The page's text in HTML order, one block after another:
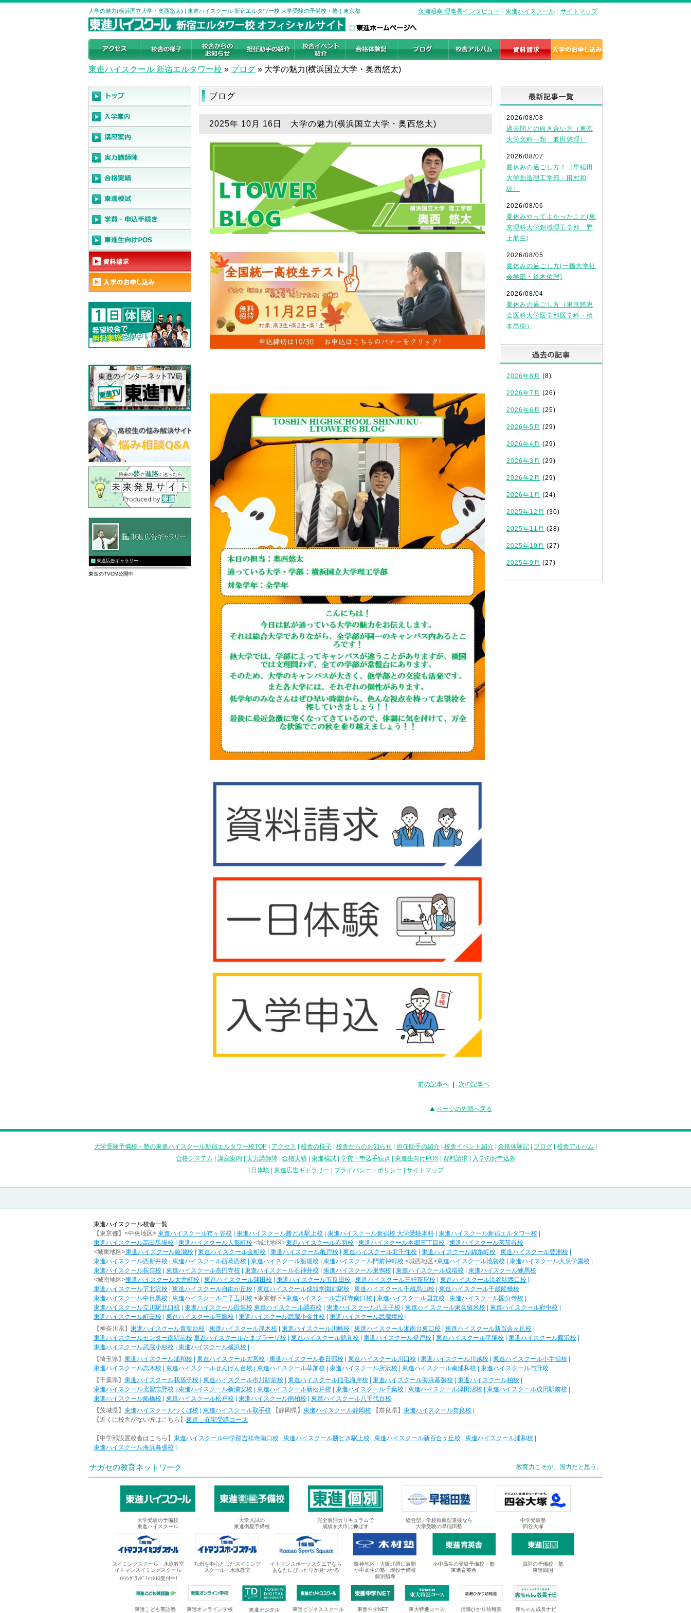
大学の魅力(横浜国立大学・奥西悠太) | 東進ハイスクール 新宿エルタワー校 大学受験の予備校・塾｜東京都 永瀬昭幸 理事長インタビュー 東進ハイスクール サイトマップ
東進ハイスクール 新宿エルタワー校 » ブログ » 大学の魅力(横浜国立大学・奥西悠太)
ブログ
2025年 10月 16日 大学の魅力(横浜国立大学・奥西悠太)
前の記事へ | 次の記事へ
ページの先頭へ戻る
2026/08/08
過去問との向き合い方（東京
大学文科一類 兼田悠理）
2026/08/07
夏休みの過ごし方！（早稲田
大学創造理工学部・田村和
諒）
2026/08/06
夏休みやってよかったこと(東
京理科大学創域理工学部 野
上航生)
2026/08/05
夏休みの過ごし方(一橋大学社
会学部・鈴木佑理)
2026/08/04
夏休みの過ごし方（東京慈恵
会医科大学医学部医学科・橋
本昂樹）
2026年8月 (8)
2026年7月 (26)
2026年6月 (25)
2026年5月 (29)
2026年4月 (29)
2026年3月 (29)
2026年2月 (29)
2026年1月 (24)
2025年12月 (30)
2025年11月 (28)
2025年10月 (27)
2025年9月 (27)
東進広告ギャラリー
東進のTVCM公開中
大学受験予備校・塾の東進ハイスクール新宿エルタワー校TOP | アクセス | 校舎の様子 | 校舎からのお知らせ | 担任助手の紹介 | 校舎イベント紹介 | 合格体験記 | ブログ | 校舎アルバム |
合格システム | 講座案内 | 実力講師陣| 合格実績| 東進模試| 学費・申込手続き | 東進生向けPOS| 資料請求| 入学のお申込み
1日体験 | 東進広告ギャラリー | プライバシー・ポリシー | サイトマップ
東進ハイスクール校舎一覧
【東京都】<中央地区> 東進ハイスクール市ヶ谷校 | 東進ハイスクール勝どき駅上校 | 東進ハイスクール新宿校 大学受験本科 | 東進ハイスクール新宿エルタワー校 |
東進ハイスクール高田馬場校 | 東進ハイスクール人形町校 <城北地区>東進ハイスクール赤羽校 | 東進ハイスクール本郷三丁目校 | 東進ハイスクール茗荷谷校
<城東地区>東進ハイスクール綾瀬校 | 東進ハイスクール金町校 | 東進ハイスクール亀戸校 | 東進ハイスクール北千住校 | 東進ハイスクール錦糸町校 | 東進ハイスクール豊洲校 |
東進ハイスクール西新井校 | 東進ハイスクール西葛西校 | 東進ハイスクール船堀校 | 東進ハイスクール門前仲町校 <城西地区>東進ハイスクール池袋校 | 東進ハイスクール大泉学園校 |
東進ハイスクール荻窪校 | 東進ハイスクール高円寺校 | 東進ハイスクール石神井校 | 東進ハイスクール巣鴨校 | 東進ハイスクール成増校 | 東進ハイスクール練馬校
<城南地区>東進ハイスクール大井町校 | 東進ハイスクール蒲田校 | 東進ハイスクール五反田校 | 東進ハイスクール三軒茶屋校 | 東進ハイスクール渋谷駅西口校 |
東進ハイスクール下北沢校 | 東進ハイスクール自由が丘校 | 東進ハイスクール成城学園前駅校 | 東進ハイスクール千歳烏山校 | 東進ハイスクール千歳船橋校
東進ハイスクール中目黒校 | 東進ハイスクール二子玉川校 <東京都下>東進ハイスクール吉祥寺南口校 | 東進ハイスクール国立校 | 東進ハイスクール国分寺校 |
東進ハイスクール立川駅北口校 | 東進ハイスクール田無校 東進ハイスクール調布校 | 東進ハイスクール八王子校 | 東進ハイスクール東久留米校 | 東進ハイスクール府中校 |
東進ハイスクール町田校 | 東進ハイスクール三鷹校 | 東進ハイスクール武蔵小金井校 | 東進ハイスクール武蔵境校 |
【神奈川県】 東進ハイスクール青葉台校 | 東進ハイスクール厚木校 | 東進ハイスクール川崎校 | 東進ハイスクール湘南台東口校 | 東進ハイスクール新百合ヶ丘校 |
東進ハイスクールセンター南駅前校 東進ハイスクールたまプラーザ校 | 東進ハイスクール鶴見校 | 東進ハイスクール登戸校 | 東進ハイスクール平塚校 | 東進ハイスクール藤沢校 |
東進ハイスクール武蔵小杉校 | 東進ハイスクール横浜校 |
【埼玉県】 東進ハイスクール浦和校 | 東進ハイスクール大宮校 | 東進ハイスクール春日部校 | 東進ハイスクール川口校 | 東進ハイスクール川越校 | 東進ハイスクール小手指校 |
東進ハイスクール志木校 | 東進ハイスクールせんげん台校 | 東進ハイスクール草加校 | 東進ハイスクール所沢校 | 東進ハイスクール南浦和校 | 東進ハイスクール与野校
【千葉県】 東進ハイスクール我孫子校 | 東進ハイスクール市川駅前校 | 東進ハイスクール稲毛海岸校 | 東進ハイスクール海浜幕張校 | 東進ハイスクール柏校 |
東進ハイスクール北習志野校 | 東進ハイスクール新浦安校 | 東進ハイスクール新松戸校 | 東進ハイスクール千葉校 | 東進ハイスクール津田沼校 | 東進ハイスクール成田駅前校 |
東進ハイスクール船橋校 | 東進ハイスクール松戸校 | 東進ハイスクール南柏校 | 東進ハイスクール八千代台校
【茨城県】 東進ハイスクールつくば校 | 東進ハイスクール取手校 【静岡県】 東進ハイスクール静岡校 【奈良県】 東進ハイスクール奈良校 |
【近くに校舎がない方はこちら】 東進 在宅受講コース
【中学部設置校舎はこちら】 東進ハイスクール中学部吉祥寺南口校 | 東進ハイスクール勝どき駅上校 | 東進ハイスクール新百合ヶ丘校 | 東進ハイスクール浦和校 |
東進ハイスクール海浜幕張校 |
ナガセの教育ネットワーク 教育力こそが、国力だと思う。
大学受験の予備校
東進ハイスクール
大学入試の
東進衛星予備校
完全個別カリキュラムで
成績を大巾に伸ばす
総合型・学校推薦型選抜なら
大学受験の早稲田塾
中学受験塾
四谷大塚
スイミングスクール・水泳教室
イトマンスイミングスクール
ｲﾄﾏﾝｸﾞﾗﾝﾄﾞﾌｨｯﾄﾈｽ受付中!
九州を中心としたスイミング
スクール・水泳教室
イトマンスポーツスクエアなら
あなたにぴったりが見つかる
阪神地区・大阪北摂に展開
小中高生の塾・現役予備校
個別指導
小中高生の受験予備校・塾
東進育英舎
四国の予備校・塾
東進四国
東進こども英語塾 東進オンライン学校 東進デジタル 東進ビジネススクール 東進中学NET 東大特進コース 清瀬ひかり幼稚園 赤ちゃん成長ナビ